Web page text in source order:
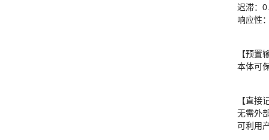
迟滞：
响应性
【预置
本体可
【直接
无需外
可利用